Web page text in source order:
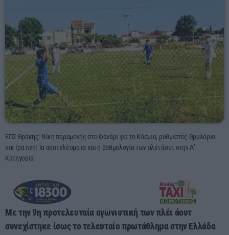
00:00 - 03:00
ΕΠΣ Θράκης: Νίκη παραμονής στο Φανάρι για το Κόσμιο, ρυθμιστές Θρυλόριο
και Γρατινή! Τα αποτελέσματα και η βαθμολογία των πλέι άουτ στην Α’
Κατηγορία
Με την 9η προτελευταία αγωνιστική των πλέι άουτ
συνεχίστηκε ίσως το τελευταίο πρωτάθλημα στην Ελλάδα